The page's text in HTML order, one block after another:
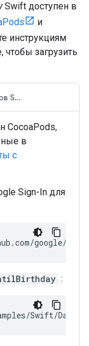
Swift доступен в
и
инструкциям
загрузить
Менеджер пакетов Swift
CocoaPods,
в
с
Sign-In для
google/
:
Swift/